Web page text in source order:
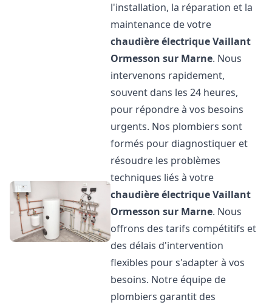
l'installation, la réparation et la
maintenance de votre
chaudière électrique Vaillant
Ormesson sur Marne. Nous
intervenons rapidement,
souvent dans les 24 heures,
pour répondre à vos besoins
urgents. Nos plombiers sont
formés pour diagnostiquer et
résoudre les problèmes
techniques liés à votre
chaudière électrique Vaillant
Ormesson sur Marne. Nous
offrons des tarifs compétitifs et
des délais d'intervention
flexibles pour s'adapter à vos
besoins. Notre équipe de
plombiers garantit des